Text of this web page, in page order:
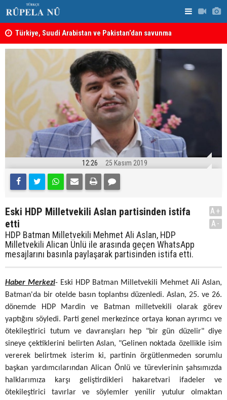
Türkiye, Suudi Arabistan ve Pakistan’dan savunma
anlaşması: Bir üyeye saldırı, tüm üyelere yapılmış
sayılacak
Önemli
12:26 25 Kasım 2019
Eski HDP Milletvekili Aslan partisinden istifa
etti
HDP Batman Milletvekili Mehmet Ali Aslan, HDP
Milletvekili Alican Ünlü ile arasında geçen WhatsApp
mesajlarını basınla paylaşarak partisinden istifa etti.
A+
A-
Haber Merkezi- Eski HDP Batman Milletvekili Mehmet Ali Aslan,
Batman'da bir otelde basın toplantısı düzenledi. Aslan, 25. ve 26.
dönemde HDP Mardin ve Batman milletvekili olarak görev
yaptığını söyledi. Parti genel merkezince ortaya konan ayrımcı ve
ötekileştirici tutum ve davranışları hep "bir gün düzelir" diye
sineye çektiklerini belirten Aslan, "Gelinen noktada özellikle isim
vererek belirtmek isterim ki, partinin örgütlenmeden sorumlu
başkan yardımcılarından Alican Önlü ve türevlerinin şahsımızda
halklarımıza karşı geliştirdikleri hakaretvari ifadeler ve
ötekileştirici tavırlar ve söylemler yenilir yutulur olmaktan